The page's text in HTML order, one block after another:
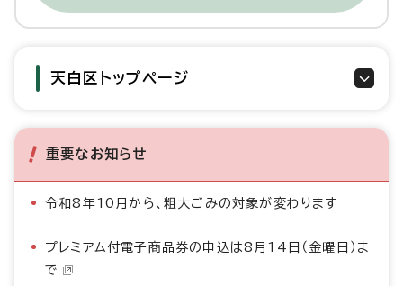
天白区トップページ
重要なお知らせ
令和8年10月から、粗大ごみの対象が変わります
プレミアム付電子商品券の申込は8月14日（金曜日）ま
で